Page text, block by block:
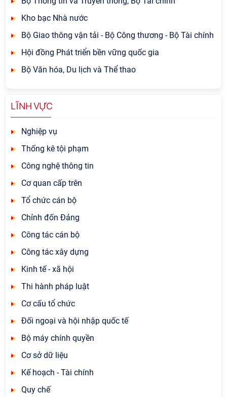
Kho bạc Nhà nước
Bộ Giao thông vận tải - Bộ Công thương - Bộ Tài chính
Hội đồng Phát triển bền vững quốc gia
Bộ Văn hóa, Du lịch và Thể thao
LĨNH VỰC
Nghiệp vụ
Thống kê tội phạm
Công nghệ thông tin
Cơ quan cấp trên
Tổ chức cán bộ
Chỉnh đốn Đảng
Công tác cán bộ
Công tác xây dựng
Kinh tế - xã hội
Thi hành pháp luật
Cơ cấu tổ chức
Đối ngoại và hội nhập quốc tế
Bộ máy chính quyền
Cơ sở dữ liệu
Kế hoạch - Tài chính
Quy chế